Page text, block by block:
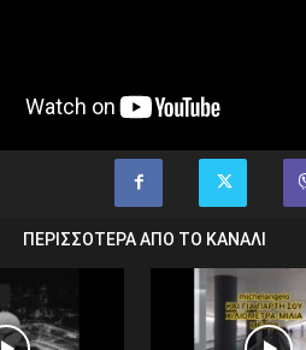
ΠΕΡΙΣΣΟΤΕΡΑ ΑΠΟ ΤΟ ΚΑΝΑΛΙ